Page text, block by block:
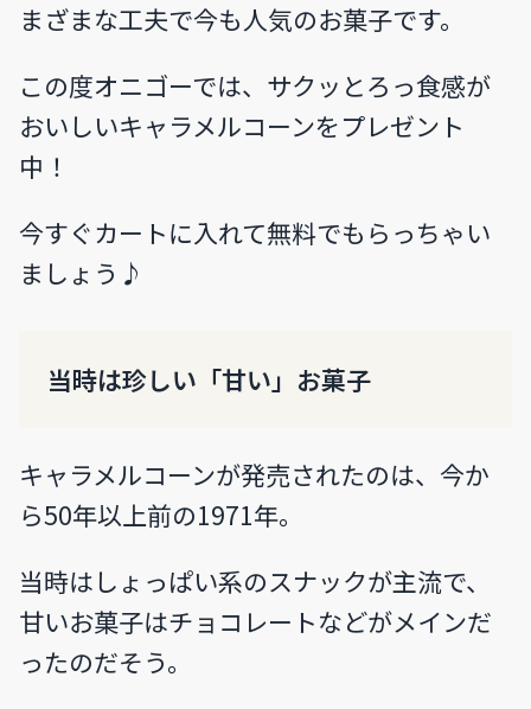
まざまな工夫で今も人気のお菓子です。
この度オニゴーでは、サクッとろっ食感が
おいしいキャラメルコーンをプレゼント
中！
今すぐカートに入れて無料でもらっちゃい
ましょう♪
当時は珍しい「甘い」お菓子
キャラメルコーンが発売されたのは、今か
ら50年以上前の1971年。
当時はしょっぱい系のスナックが主流で、
甘いお菓子はチョコレートなどがメインだ
ったのだそう。